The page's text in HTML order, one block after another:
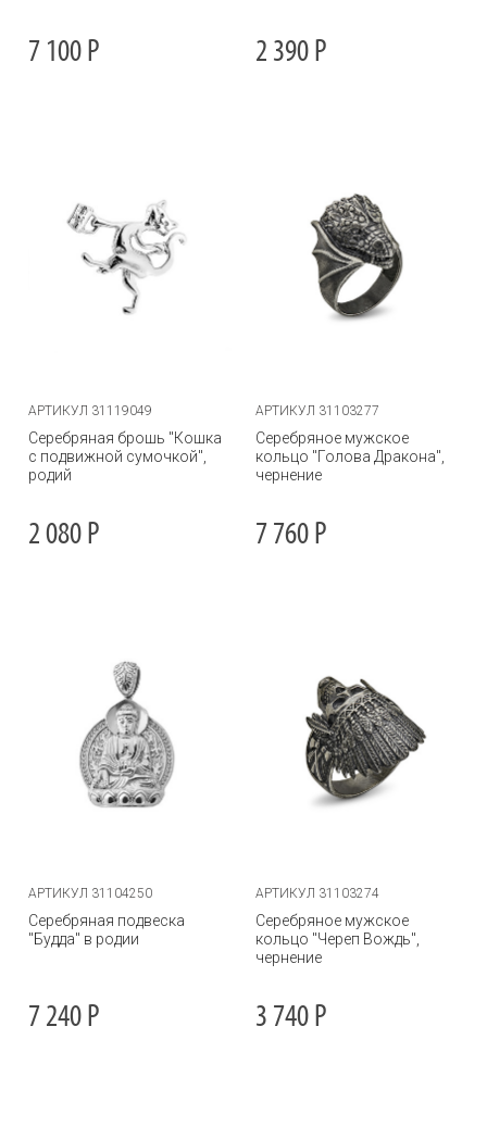
7 100 Р 2 390 Р
АРТИКУЛ 31119049
Серебряная брошь "Кошка
с подвижной сумочкой",
родий
2 080 Р
АРТИКУЛ 31103277
Серебряное мужское
кольцо "Голова Дракона",
чернение
7 760 Р
АРТИКУЛ 31104250
Серебряная подвеска
"Будда" в родии
7 240 Р
АРТИКУЛ 31103274
Серебряное мужское
кольцо "Череп Вождь",
чернение
3 740 Р